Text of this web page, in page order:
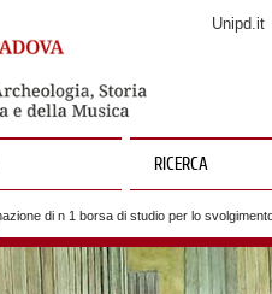
Unipd.it
RICERCA
di n 1 borsa di studio per lo